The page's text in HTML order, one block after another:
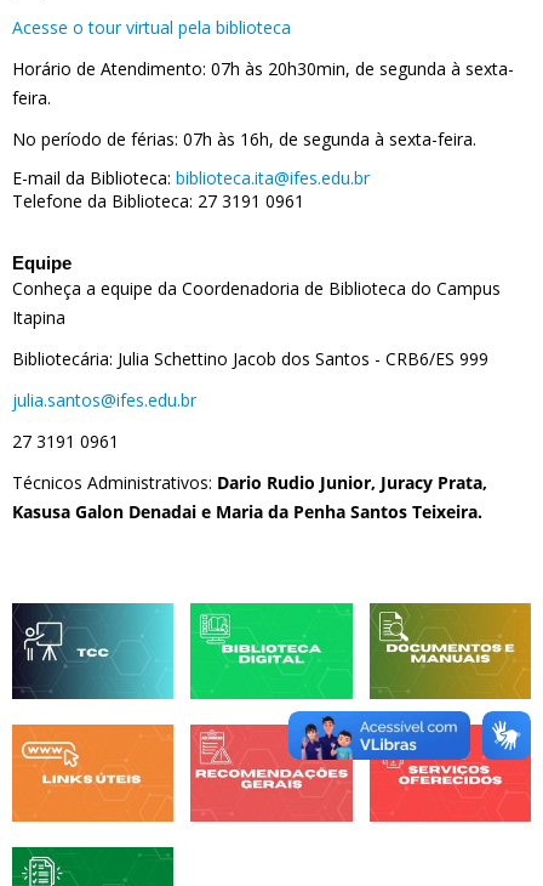
Acesse o tour virtual pela biblioteca
Horário de Atendimento: 07h às 20h30min, de segunda à sexta-
feira.
No período de férias: 07h às 16h, de segunda à sexta-feira.
E-mail da Biblioteca: biblioteca.ita@ifes.edu.br
Telefone da Biblioteca: 27 3191 0961
Equipe
Conheça a equipe da Coordenadoria de Biblioteca do Campus
Itapina
Bibliotecária: Julia Schettino Jacob dos Santos - CRB6/ES 999
julia.santos@ifes.edu.br
27 3191 0961
Técnicos Administrativos: Dario Rudio Junior, Juracy Prata,
Kasusa Galon Denadai e Maria da Penha Santos Teixeira.